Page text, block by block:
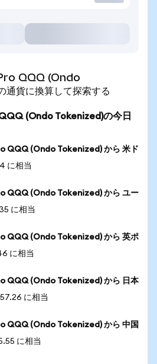
QQQ (Ondo
貨に換算して探索する
(Ondo Tokenized)の今日
QQQ (Ondo Tokenized) から 米ド
に相当
QQQ (Ondo Tokenized) から ユー
に相当
QQQ (Ondo Tokenized) から 英ポ
に相当
QQQ (Ondo Tokenized) から 日本
に相当
QQQ (Ondo Tokenized) から 中国
に相当